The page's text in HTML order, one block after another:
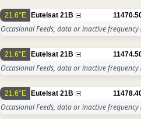
21.6°E Eutelsat 21B
Occasional Feeds, data or inactive frequency
21.6°E Eutelsat 21B
Occasional Feeds, data or inactive frequency
21.6°E Eutelsat 21B
Occasional Feeds, data or inactive frequency